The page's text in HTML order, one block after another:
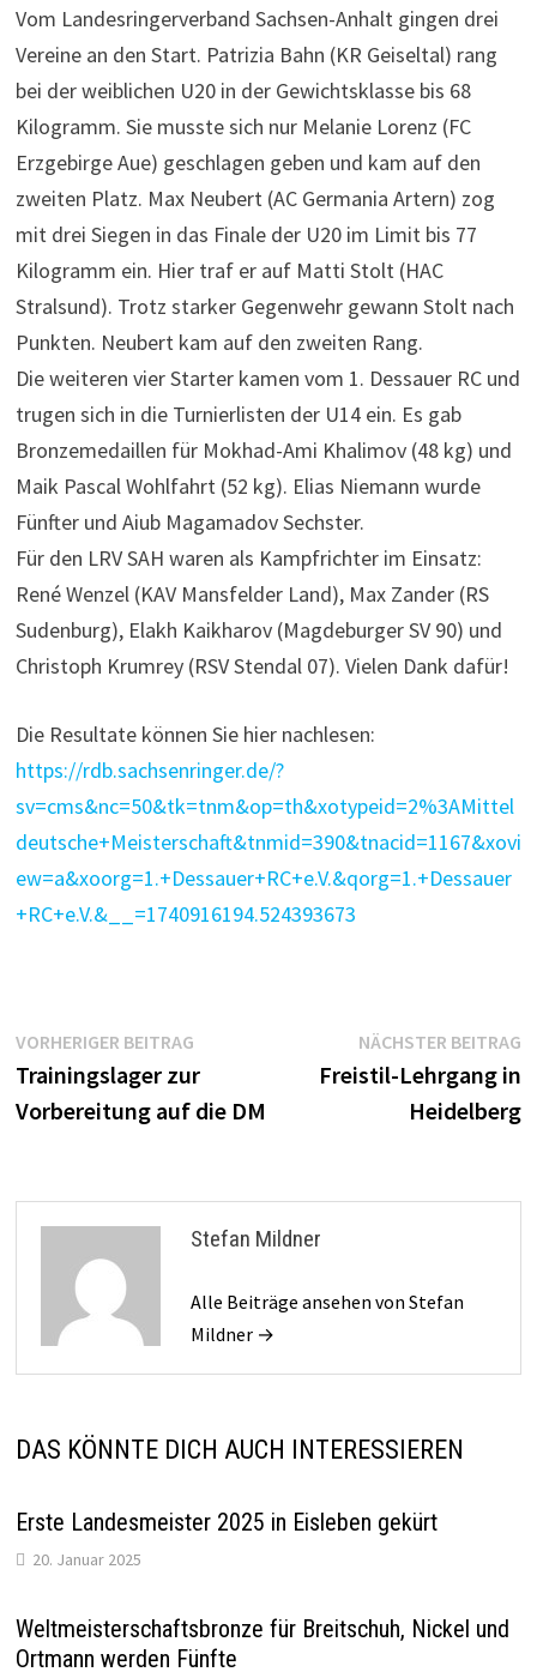
Vom Landesringerverband Sachsen-Anhalt gingen drei
Vereine an den Start. Patrizia Bahn (KR Geiseltal) rang
bei der weiblichen U20 in der Gewichtsklasse bis 68
Kilogramm. Sie musste sich nur Melanie Lorenz (FC
Erzgebirge Aue) geschlagen geben und kam auf den
zweiten Platz. Max Neubert (AC Germania Artern) zog
mit drei Siegen in das Finale der U20 im Limit bis 77
Kilogramm ein. Hier traf er auf Matti Stolt (HAC
Stralsund). Trotz starker Gegenwehr gewann Stolt nach
Punkten. Neubert kam auf den zweiten Rang.
Die weiteren vier Starter kamen vom 1. Dessauer RC und
trugen sich in die Turnierlisten der U14 ein. Es gab
Bronzemedaillen für Mokhad-Ami Khalimov (48 kg) und
Maik Pascal Wohlfahrt (52 kg). Elias Niemann wurde
Fünfter und Aiub Magamadov Sechster.
Für den LRV SAH waren als Kampfrichter im Einsatz:
René Wenzel (KAV Mansfelder Land), Max Zander (RS
Sudenburg), Elakh Kaikharov (Magdeburger SV 90) und
Christoph Krumrey (RSV Stendal 07). Vielen Dank dafür!
Die Resultate können Sie hier nachlesen:
https://rdb.sachsenringer.de/?
sv=cms&nc=50&tk=tnm&op=th&xotypeid=2%3AMittel
deutsche+Meisterschaft&tnmid=390&tnacid=1167&xovi
ew=a&xoorg=1.+Dessauer+RC+e.V.&qorg=1.+Dessauer
+RC+e.V.&__=1740916194.524393673
Beitragsnavigation
VORHERIGER BEITRAGVorheriger
Beitrag:
Trainingslager zur
Vorbereitung auf die DM
NÄCHSTER BEITRAG
Freistil-Lehrgang in
Heidelberg
Stefan Mildner
Alle Beiträge ansehen von Stefan
Mildner →
DAS KÖNNTE DICH AUCH INTERESSIEREN
Erste Landesmeister 2025 in Eisleben gekürt
20. Januar 2025
Weltmeisterschaftsbronze für Breitschuh, Nickel und
Ortmann werden Fünfte